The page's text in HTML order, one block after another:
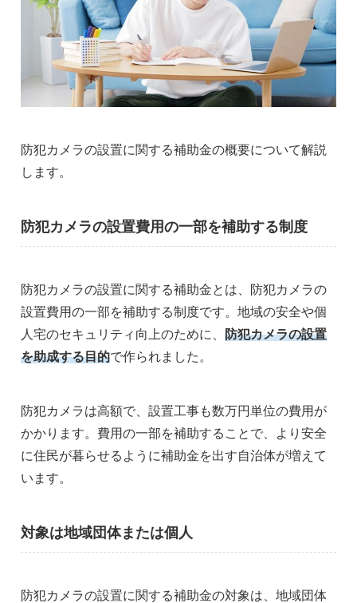
防犯カメラの設置に関する補助金の概要について解説
します。
防犯カメラの設置費用の一部を補助する制度
防犯カメラの設置に関する補助金とは、防犯カメラの
設置費用の一部を補助する制度です。地域の安全や個
人宅のセキュリティ向上のために、防犯カメラの設置
を助成する目的で作られました。
防犯カメラは高額で、設置工事も数万円単位の費用が
かかります。費用の一部を補助することで、より安全
に住民が暮らせるように補助金を出す自治体が増えて
います。
対象は地域団体または個人
防犯カメラの設置に関する補助金の対象は、地域団体